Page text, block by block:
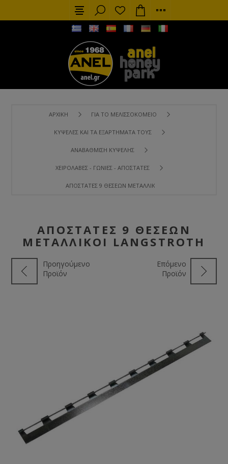
ΑΡΧΙΚΉ ΓΙΑ ΤΟ ΜΕΛΙΣΣΟΚΟΜΕΊΟ
ΚΥΨΈΛΕΣ ΚΑΙ ΤΑ ΕΞΑΡΤΉΜΑΤΑ ΤΟΥΣ
ΑΝΑΒΆΘΜΙΣΗ ΚΥΨΈΛΗΣ
ΧΕΙΡΟΛΑΒΈΣ - ΓΩΝΊΕΣ - ΑΠΟΣΤΆΤΕΣ
ΑΠΟΣΤΆΤΕΣ 9 ΘΈΣΕΩΝ ΜΕΤΑΛΛΙΚΟΊ LANGSTROTH
ΑΠΟΣΤΆΤΕΣ 9 ΘΈΣΕΩΝ
ΜΕΤΑΛΛΙΚΟΊ LANGSTROTH
Προηγούμενο
Προϊόν
Επόμενο
Προϊόν